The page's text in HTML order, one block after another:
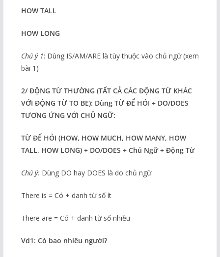
HOW TALL
HOW LONG
Chú ý 1: Dùng IS/AM/ARE là tùy thuộc vào chủ ngữ (xem
bài 1)
2/ ĐỘNG TỪ THƯỜNG (TẤT CẢ CÁC ĐỘNG TỪ KHÁC
VỚI ĐỘNG TỪ TO BE): Dùng TỪ ĐỂ HỎI + DO/DOES
TƯƠNG ỨNG VỚI CHỦ NGỮ:
TỪ ĐỂ HỎI (HOW, HOW MUCH, HOW MANY, HOW
TALL, HOW LONG) + DO/DOES + Chủ Ngữ + Động Từ
Chú ý: Dùng DO hay DOES là do chủ ngữ.
There is = Có + danh từ số ít
There are = Có + danh từ số nhiều
Vd1: Có bao nhiêu người?